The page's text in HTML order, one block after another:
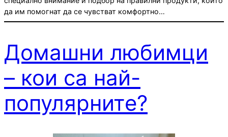
да им помогнат да се чувстват комфортно…
Домашни любимци
– кои са най-
популярнитe?